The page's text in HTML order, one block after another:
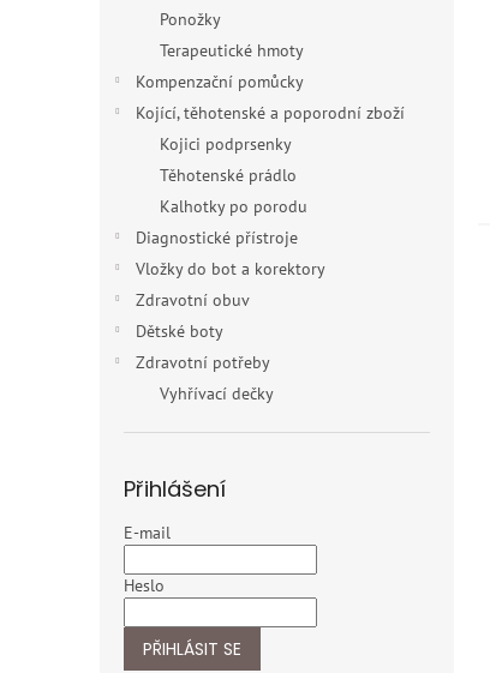
Ponožky
Terapeutické hmoty
Kompenzační pomůcky
Kojící, těhotenské a poporodní zboží
Kojici podprsenky
Těhotenské prádlo
Kalhotky po porodu
Diagnostické přístroje
Vložky do bot a korektory
Zdravotní obuv
Dětské boty
Zdravotní potřeby
Vyhřívací dečky
Přihlášení
E-mail
Heslo
PŘIHLÁSIT SE